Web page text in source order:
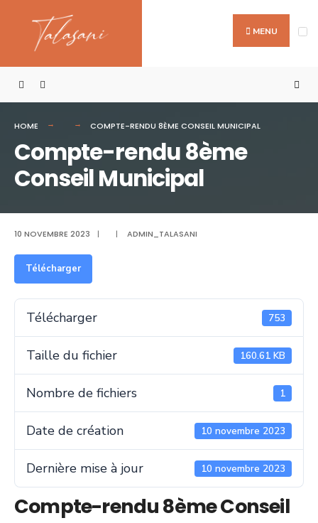
content
MENU
HOME COMPTE-RENDU 8ÈME CONSEIL MUNICIPAL
Compte-rendu 8ème
Conseil Municipal
10 NOVEMBRE 2023 | | ADMIN_TALASANI
Télécharger
Télécharger 753
Taille du fichier 160.61 KB
Nombre de fichiers 1
Date de création 10 novembre 2023
Dernière mise à jour 10 novembre 2023
Compte-rendu 8ème Conseil
for: